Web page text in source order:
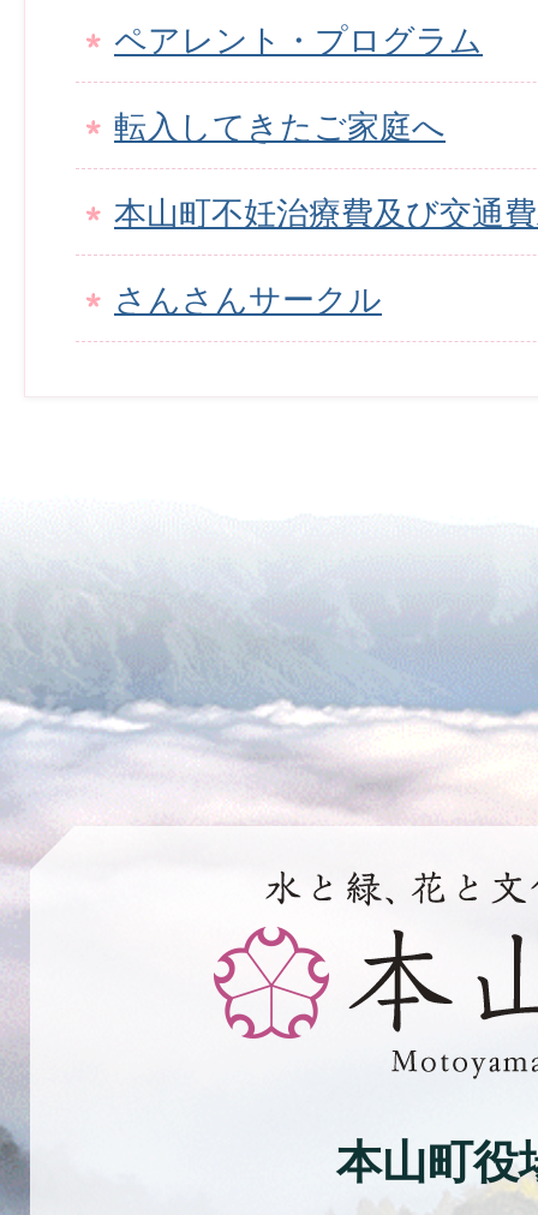
ペアレント・プログラム
転入してきたご家庭へ
本山町不妊治療費及び交通
さんさんサークル
水
緑、
花
と
化
の
本山町役